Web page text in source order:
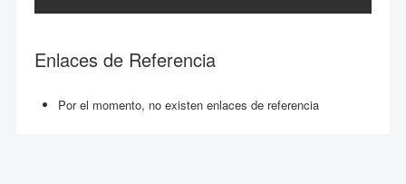
Enlaces de Referencia
Por el momento, no existen enlaces de referencia